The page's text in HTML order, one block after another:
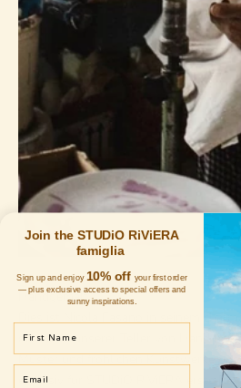
Handgemalt
Dies ist Nicola Fasano in seinem
der einen unserer Teller von Hand
Muster und fröhlichen Kunstwerke
exklusiv für STUDiO RiViERA erstellt.
Join the STUDiO RiViERA
famiglia
Sign up and enjoy 10% off your first order
— plus exclusive access to special offers and
sunny inspirations.